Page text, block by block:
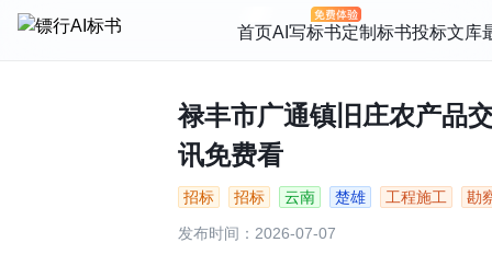
首页AI写标书定制标书投标文库
禄丰市广通镇旧庄农产品
讯免费看
招标 招标 云南 楚雄 工程施工 勘
发布时间：2026-07-07